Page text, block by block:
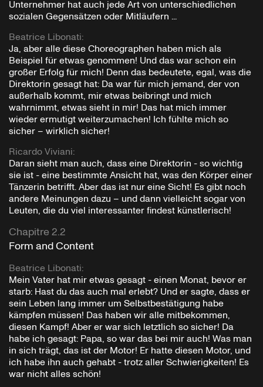
Unternehmer hat auch jede Art von unterschiedlichen
sozialen Gegensätzen oder Mitläufern ...
Beatrice Libonati:
Ja, aber alle diese Choreographen haben mich als
Beispiel für etwas genommen! Und das war schon ein
großer Erfolg für mich! Denn das bedeutete, egal, was die
Direktorin gesagt hat: Da war für mich jemand, der von
außerhalb kommt, mir etwas beibringt und mich
wahrnimmt, etwas sieht in mir! Das hat mich immer
wieder ermutigt weiterzumachen! Ich fühlte mich so
sicher – wirklich sicher!
Ricardo Viviani:
Daran sieht man auch, dass eine Direktorin - so wichtig
sie ist - eine bestimmte Ansicht hat, was den Körper einer
Tänzerin betrifft. Aber das ist nur eine Sicht! Es gibt noch
andere Meinungen dazu – und dann vielleicht sogar von
Leuten, die du viel interessanter findest künstlerisch!
Chapitre 2.2
Form and Content
Beatrice Libonati:
Mein Vater hat mir etwas gesagt - einen Monat, bevor er
starb: Hast du das auch mal erlebt? Und er sagte, dass er
sein Leben lang immer um Selbstbestätigung habe
kämpfen müssen! Das haben wir alle mitbekommen,
diesen Kampf! Aber er war sich letztlich so sicher! Da
habe ich gesagt: Papa, so war das bei mir auch! Was man
in sich trägt, das ist der Motor! Er hatte diesen Motor, und
ich habe ihn auch gehabt - trotz aller Schwierigkeiten! Es
war nicht alles schön!